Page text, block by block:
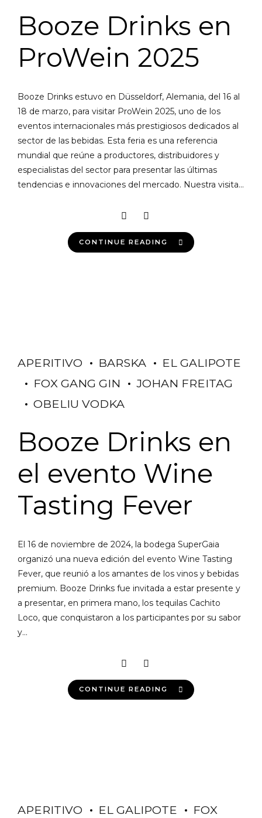
Booze Drinks en
ProWein 2025
Booze Drinks estuvo en Düsseldorf, Alemania, del 16 al
18 de marzo, para visitar ProWein 2025, uno de los
eventos internacionales más prestigiosos dedicados al
sector de las bebidas. Esta feria es una referencia
mundial que reúne a productores, distribuidores y
especialistas del sector para presentar las últimas
tendencias e innovaciones del mercado. Nuestra visita...
CONTINUE READING
APERITIVO BARSKA
EL GALIPOTE
FOX GANG GIN
JOHAN FREITAG
OBELIU VODKA
Booze Drinks en
el evento Wine
Tasting Fever
El 16 de noviembre de 2024, la bodega SuperGaia
organizó una nueva edición del evento Wine Tasting
Fever, que reunió a los amantes de los vinos y bebidas
premium. Booze Drinks fue invitada a estar presente y
a presentar, en primera mano, los tequilas Cachito
Loco, que conquistaron a los participantes por su sabor
y...
CONTINUE READING
APERITIVO EL GALIPOTE
FOX